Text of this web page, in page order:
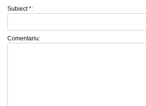
Subiect *:
Comentariu: